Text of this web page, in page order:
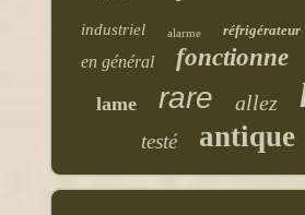
industriel alarme réfrigérateur
en général fonctionne
lame rare allez
testé antique